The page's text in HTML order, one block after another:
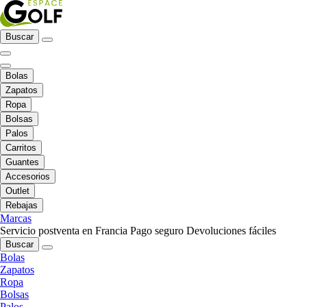
Buscar
Bolas
Zapatos
Ropa
Bolsas
Palos
Carritos
Guantes
Accesorios
Outlet
Rebajas
Marcas
Servicio postventa en Francia Pago seguro Devoluciones fáciles
Buscar
Bolas
Zapatos
Ropa
Bolsas